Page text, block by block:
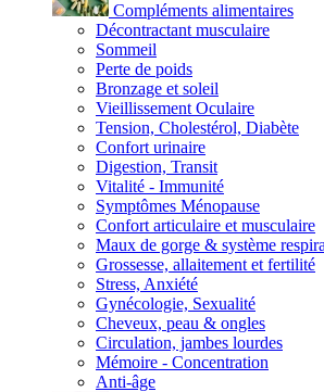
Compléments alimentaires
Décontractant musculaire
Sommeil
Perte de poids
Bronzage et soleil
Vieillissement Oculaire
Tension, Cholestérol, Diabète
Confort urinaire
Digestion, Transit
Vitalité - Immunité
Symptômes Ménopause
Confort articulaire et musculaire
Maux de gorge & système
Grossesse, allaitement et fertilité
Stress, Anxiété
Gynécologie, Sexualité
Cheveux, peau & ongles
Circulation, jambes lourdes
Mémoire - Concentration
Anti-âge